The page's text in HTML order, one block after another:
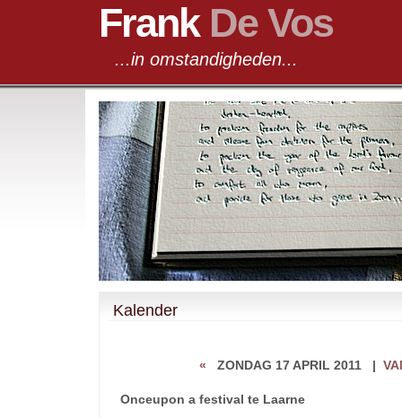
Frank De Vos
...in omstandigheden...
Kalender
« ZONDAG 17 APRIL 2011|
Onceupon a festival te Laarne